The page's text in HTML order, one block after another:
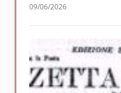
09/06/2026